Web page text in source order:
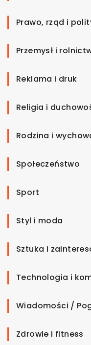
Prawo, rząd i
Przemysł i
Reklama i druk
Religia i
Rodzina i
Społeczeństwo
Sport
Styl i moda
Sztuka i
Technologia i
Wiadomości /
Zdrowie i fitness